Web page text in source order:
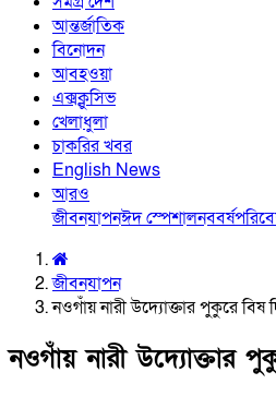
আন্তর্জাতিক
বিনোদন
আবহওয়া
এক্সক্লুসিভ
খেলাধুলা
চাকরির খবর
English News
আরও
জীবনযাপনঈদ স্পেশালনববর্ষ
জীবনযাপন
নওগাঁয় নারী উদ্যোক্তার পুকুরে বিষ
নওগাঁয় নারী উদ্যোক্তার